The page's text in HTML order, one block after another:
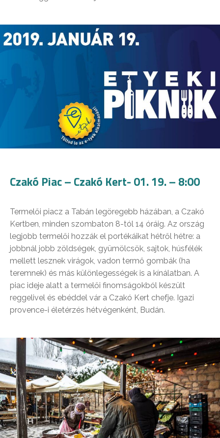
Czakó Piac – Czakó Kert- 01. 19. – 8:00
Termelői piacz a Tabán legöregebb házában, a Czakó
Kertben, minden szombaton 8-tól 14 óráig. Az ország
legjobb termelői hozzák el portékáikat hétről hétre: a
jobbnál jobb zöldségek, gyümölcsök, sajtok, húsfélék
mellett lesznek virágok, vadon termő gombák (ha
teremnek) és más különlegességek is a kínálatban. A
piac ideje alatt a termelői finomságokból készült
reggelivel és ebéddel vár a Czakó Kert chefje. Igazi
provence-i életérzés hétvégenként, Budán.